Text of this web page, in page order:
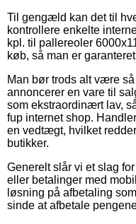
Til gengæld kan det til
kontrollere enkelte
kpl. til pallereoler
køb, så man er
Man bør trods alt være
annoncerer en vare til
som ekstraordinært lav,
fup internet shop.
en vedtægt, hvilket
butikker.
Generelt slår vi et slag
eller betalinger med
løsning på afbetaling
sinde at afbetale